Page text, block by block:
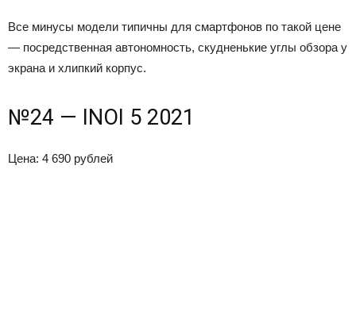
Все минусы модели типичны для смартфонов по такой цене
— посредственная автономность, скудненькие углы обзора у
экрана и хлипкий корпус.
№24 — INOI 5 2021
Цена: 4 690 рублей